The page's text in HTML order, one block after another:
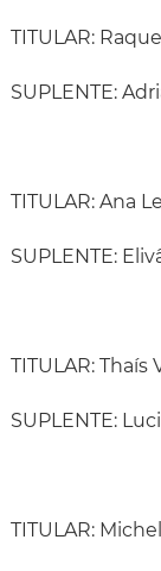
TITULAR:
SUPLENTE:
TITULAR: Ana
SUPLENTE:
TITULAR: Thaís
SUPLENTE:
TITULAR: